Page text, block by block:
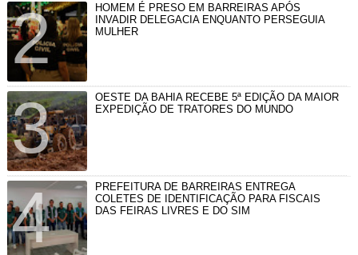
HOMEM É PRESO EM BARREIRAS APÓS
INVADIR DELEGACIA ENQUANTO PERSEGUIA
MULHER
OESTE DA BAHIA RECEBE 5ª EDIÇÃO DA MAIOR
EXPEDIÇÃO DE TRATORES DO MUNDO
PREFEITURA DE BARREIRAS ENTREGA
COLETES DE IDENTIFICAÇÃO PARA FISCAIS
DAS FEIRAS LIVRES E DO SIM